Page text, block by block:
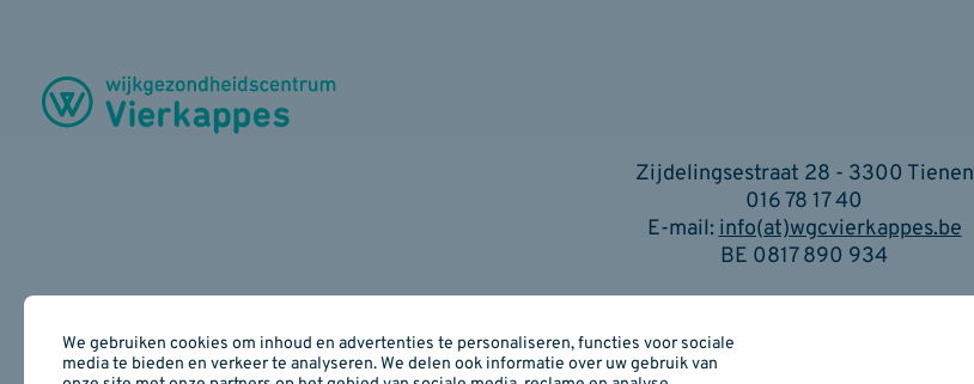
Zijdelingsestraat 28 - 3300 Tienen
016 78 17 40
E-mail:info(at)wgcvierkappes.be
BE 0817 890 934
We gebruiken cookies om inhoud en advertenties te personaliseren, functies voor sociale
media te bieden en verkeer te analyseren. We delen ook informatie over uw gebruik van